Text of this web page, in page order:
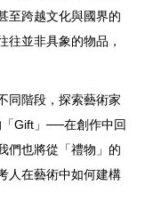
至跨越文化與國界的
往並非具象的物品，
階段，探索藝術家
Gift」──在創作中回
們也將從「禮物」的
人在藝術中如何建構